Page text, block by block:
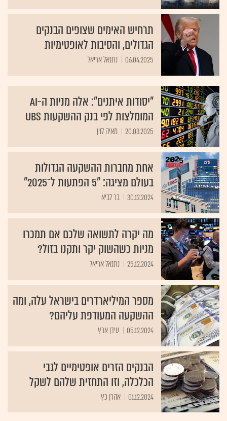
תרחיש האימים שצופים הבנקים
הגדולים, והסיבות לאופטימיות
06.04.2025 נתנאל אריאל
"יסודות איתנים": אלה מניות ה-AI
המומלצות לפי בנק ההשקעות UBS
20.03.2025 מאיה לוין
אחת מחברות ההשקעה הגדולות
בעולם מציגה: "5 הפתעות ל־‏2025"
30.12.2024 בר לביא
מה יקרה לתשואה שלכם אם תמכרו
מניות כשהשוק יקר ותקנו בזול?
25.12.2024 נתנאל אריאל
מספר המיליארדרים בישראל עלה, ומה
ההשקעה המעודפת עליהם?
05.12.2024 עידן ארץ
הבנקים הזרים אופטימיים לגבי
הכלכלה, וזו התחזית שלהם לשקל
01.12.2024 אהרן כץ